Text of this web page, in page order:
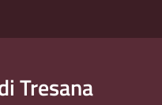
Tresana